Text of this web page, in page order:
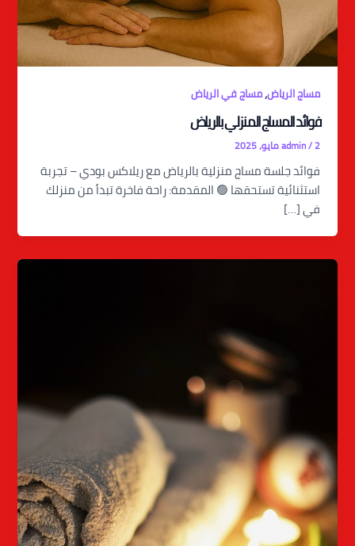
مساج الرياض,مساج في الرياض
فوائد المساج المنزلي بالرياض
admin/2 مايو، 2025
فوائد جلسة مساج منزلية بالرياض مع ريلاكس بودي – تجربة
استثنائية تستحقها 🟢 المقدمة: راحة فاخرة تبدأ من منزلك
في […]